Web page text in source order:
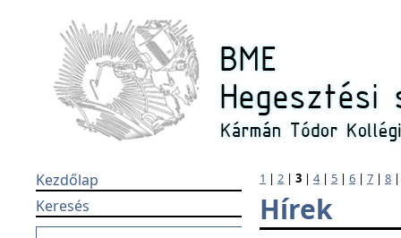
Kezdőlap
Keresés
1 | 2 | 3 | 4| 5 | 6 | 7 | 8
Hírek